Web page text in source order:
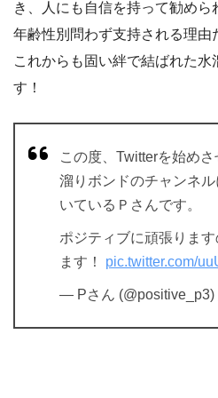
き、人にも自信を持って勧め
年齢性別問わず支持される理由
これからも固い絆で結ばれた
す！
この度、Twitterを始め
溜りボンドのチャンネ
いているＰさんです。
ポジティブに頑張りま
ます！ pic.twitter.com/
— Pさん (@positive_p3)